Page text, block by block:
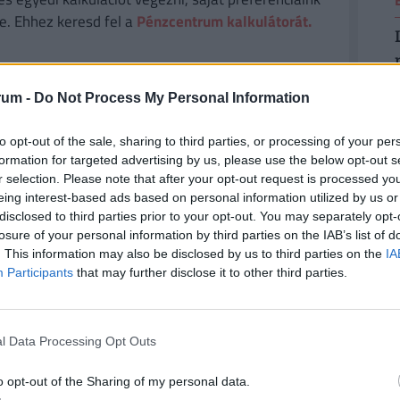
- Do Not Process My Personal Information
opt-out of the sale, sharing to third parties, or processing of your
for targeted advertising by us, please use the below opt-out
selection. Please note that after your opt-out request is processed
interest-based ads based on personal information utilized by us
to third parties prior to your opt-out. You may separately
of your personal information by third parties on the IAB’s list of
This information may also be disclosed by us to third parties on the
Participants that may further disclose it to other third parties.
Data Processing Opt Outs
opt-out of the Sharing of my personal data.
Ehhez keresd fel a Pénzcentrum kalkulátorát.
határértéket meghaladó szálló por rövid idejű
csoportjaira (gyermekek, időskorúak,
szint küszöbértékének elérését,
hatás veszélyt jelent az emberi egészségre,
napon javulás nem várható.
célszerű elkerülniük a jelentős
kerülni a szellőztetést, a szabadban való